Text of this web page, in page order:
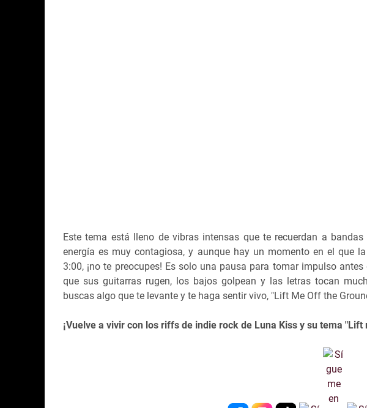
Este tema está lleno de vibras intensas que te recuerdan a
energía es muy contagiosa, y aunque hay un momento en el que
3:00, ¡no te preocupes! Es solo una pausa para tomar impulso
que sus guitarras rugen, los bajos golpean y las letras tocan
buscas algo que te levante y te haga sentir vivo, "Lift Me Off the
¡Vuelve a vivir con los riffs de indie rock de Luna Kiss y su tema